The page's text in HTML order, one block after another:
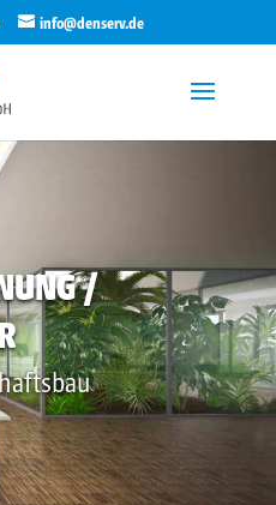
info@denserv.de
/